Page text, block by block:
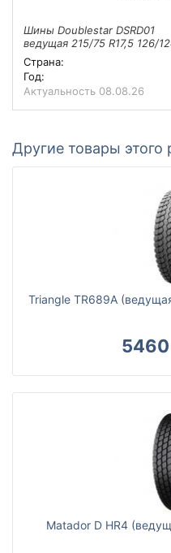
Шины Doublestar DSRD01
ведущая 215/75 R17,5 126/
Страна:
Год:
Актуальность 08.08.26
Другие товары этого
Triangle TR689A
Matador D HR4